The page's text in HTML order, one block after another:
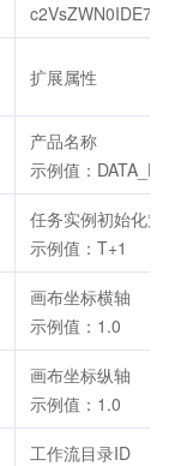
c2VsZWN0IDE7
扩展属性
产品名称
示例值：
任务实例初始化策
示例值：T+1
画布坐标横轴
示例值：1.0
画布坐标纵轴
示例值：1.0
工作流目录ID